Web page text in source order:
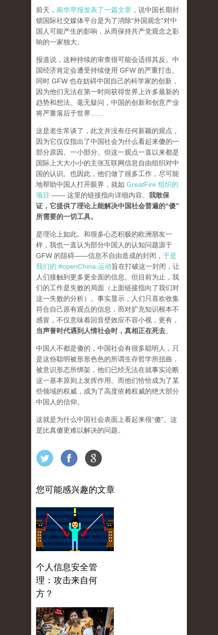
前天， 南华早报发表了一篇文章 ，说中国长期封
锁国际社交媒体平台是为了消除“外国观念”对中
国人可能产生的影响，从而保持共产党观念之影
响的一家独大。
报道说，这种持续的审查很可能会适得其反。中
国经济肯定会遭受持续使用 GFW 的严重打击。
同时 GFW 也在妨碍中国自己的科学家的创新，
因为他们无法在第一时间获得世界上许多最新的
趋势和想法。毫无疑问，中国的创新和创意产业
将严重落后于世界……
这是老生常谈了，此文并没有任何新颖的观点，
因为它仅仅指出了中国社会为什么看起来傻的一
部分原因。一小部分。但这一观点一直以来都是
国际上大大小小的主张互联网信息自由组织对中
国的认识。也因此，他们做了很多工作，尽可能
地帮助中国人打开眼界，就如 GreatFire 组织的
项目 —— 这里的链接指向详细内容。 我敢保
证，它提供了理论上能解决中国社会普遍的“傻”
所需要的一切工具。
是理论上如此。和很多心态积极的欧洲朋友一
样，我也一直认为部分中国人的认知问题源于
GFW 的阻碍——信息不自由造成的封闭， 于是
我们的 #openChina 运动旨在打破这一封闭，让
人们接触到更多更全面的信息。但目前为止，我
们的工作是失败的局面（ 上面链接指向了我们对
这一失败的分析）。事实显示，人们只喜欢收集
符合自己原有观点的信息，而对扩充知识根本不
感冒，不仅意味着回音壁效应不容小视，更有，
当声誉时代遇到人情社会时，真相正在死去。
中国人不都是傻的，中国社会有很多聪明人，只
是这份聪明被形形色色的所谓生存哲学所扭曲，
被意识形态所绑架，他们已经无法在就事实论断
这一基本原则上发挥作用。而他们恰恰成为了某
些领域的权威，成为了高度依赖权威的绝大部分
中国人的信仰。
这就是为什么中国社会表面上看起来很“傻”。这
是比真傻更难以解决的问题。
您可能感兴趣的文章
个人信息安全管
理：攻击来自何
方？